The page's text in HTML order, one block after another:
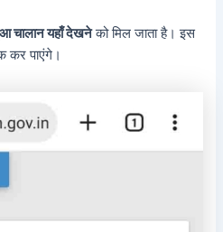
चालान यहाँ देखनेको मिल जाता है। इस
कर पाएंगे।